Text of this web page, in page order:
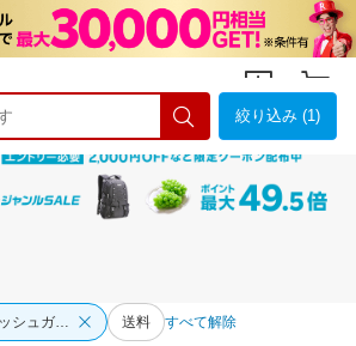
ログイン
絞り込み (1)
キッズ・ジュニア用ラッシュガード 送料 すべて解除